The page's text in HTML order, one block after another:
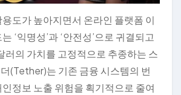
도가 높아지면서 온라인 플랫폼 이
‘익명성’과 ‘안전성’으로 귀결되고
러의 가치를 고정적으로 추종하는 스
(Tether)는 기존 금융 시스템의 번
정보 노출 위험을 획기적으로 줄여